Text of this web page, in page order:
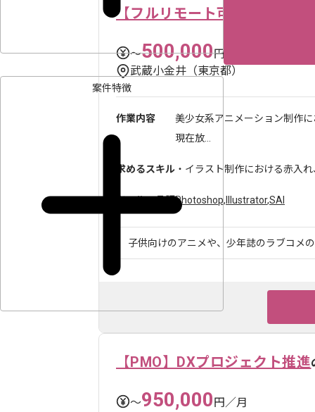
案件特徴
【フルリモート可】【美少女
〜500,000円／月
武蔵小金井（東京都）
作業内容
美少女系アニメーション制作
現在放...
求めるスキル ・イラスト制作における赤入
ツール・言語Photoshop, Illustrator,SAI
子供向けのアニメや、少年誌のラブコメ
【PMO】DXプロジェクト推進
〜950,000円／月